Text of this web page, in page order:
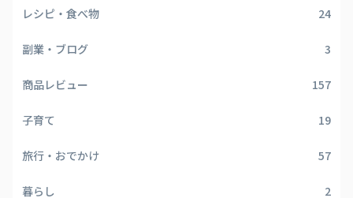
レシピ・食べ物 24
副業・ブログ 3
商品レビュー 157
子育て 19
旅行・おでかけ 57
暮らし 2